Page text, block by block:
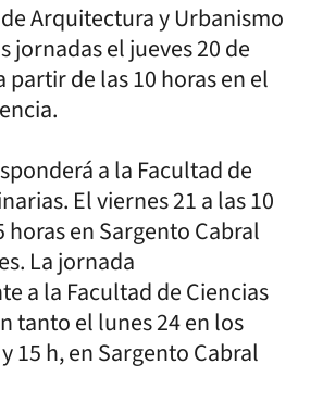
Arquitectura y Urbanismo
jornadas el jueves 20 de
partir de las 10 horas en el
a la Facultad de
El viernes 21 a las 10
horas en Sargento Cabral
La jornada
a la Facultad de Ciencias
tanto el lunes 24 en los
15 h, en Sargento Cabral